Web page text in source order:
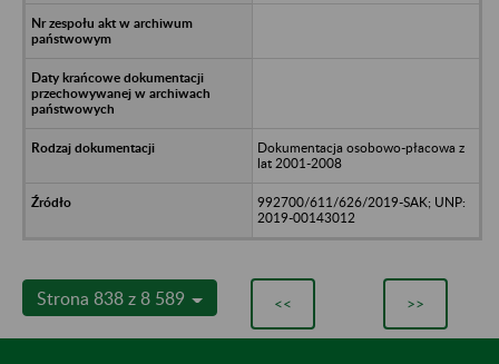
Dokumentacja osobowo-płacowa z
lat 2001-2008
992700/611/626/2019-SAK; UNP:
2019-00143012
Strona 838 z 8 589 << >>